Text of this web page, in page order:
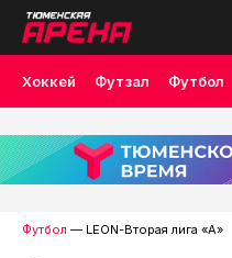
Хоккей Футзал Футбол
Лыжные гонки Волейбол
Скалолазание Велоспорт
Футбол — LEON-Вторая лига «А»